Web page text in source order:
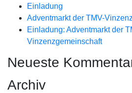
Einladung
Adventmarkt der TMV-
Einladung: Adventmarkt der
Vinzenzgemeinschaft
Neueste
Archiv